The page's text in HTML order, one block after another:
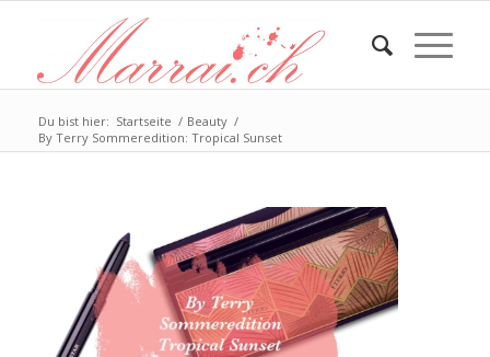
Du bist hier: Startseite / Beauty /
By Terry Sommeredition: Tropical Sunset